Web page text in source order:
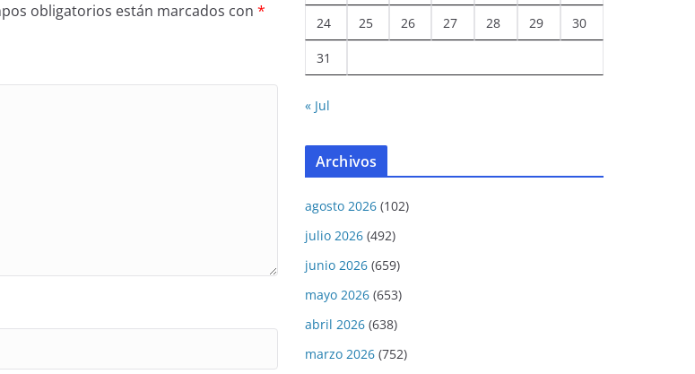
obligatorios están marcados con *
24 25 26 27 28 29 30
31
« Jul
Archivos
agosto 2026 (102)
julio 2026 (492)
junio 2026 (659)
mayo 2026 (653)
abril 2026 (638)
marzo 2026 (752)